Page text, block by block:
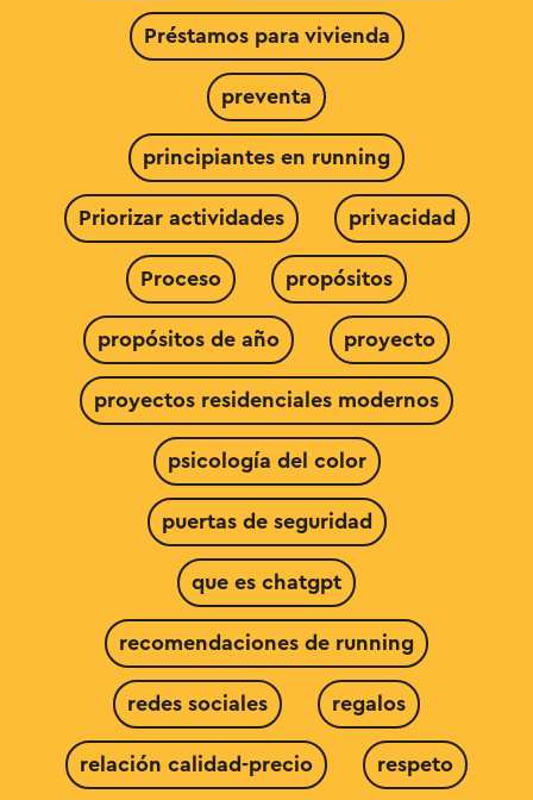
Préstamos para vivienda
preventa
principiantes en running
Priorizar actividades privacidad
Proceso propósitos
propósitos de año proyecto
proyectos residenciales modernos
psicología del color
puertas de seguridad
que es chatgpt
recomendaciones de running
redes sociales regalos
relación calidad-precio respeto